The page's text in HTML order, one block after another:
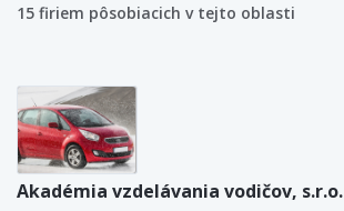
15 firiem pôsobiacich v tejto oblasti
Akadémia vzdelávania vodičov, s.r.o.